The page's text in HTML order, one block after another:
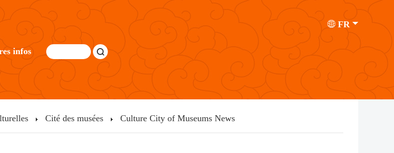
FR
infos
Cité des musées Culture City of Museums News